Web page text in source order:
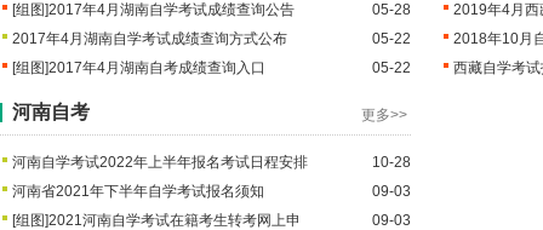
[组图]2017年4月湖南自学考试成绩查询公告
05-28
2017年4月湖南自学考试成绩查询方式公布
05-22
[组图]2017年4月湖南自考成绩查询入口 05-22
2019年4月西
2018年10月
西藏自学考
河南自考 更多>>
河南自学考试2022年上半年报名考试日程安排
10-28
河南省2021年下半年自学考试报名须知
09-03
[组图]2021河南自学考试在籍考生转考网上申
09-03